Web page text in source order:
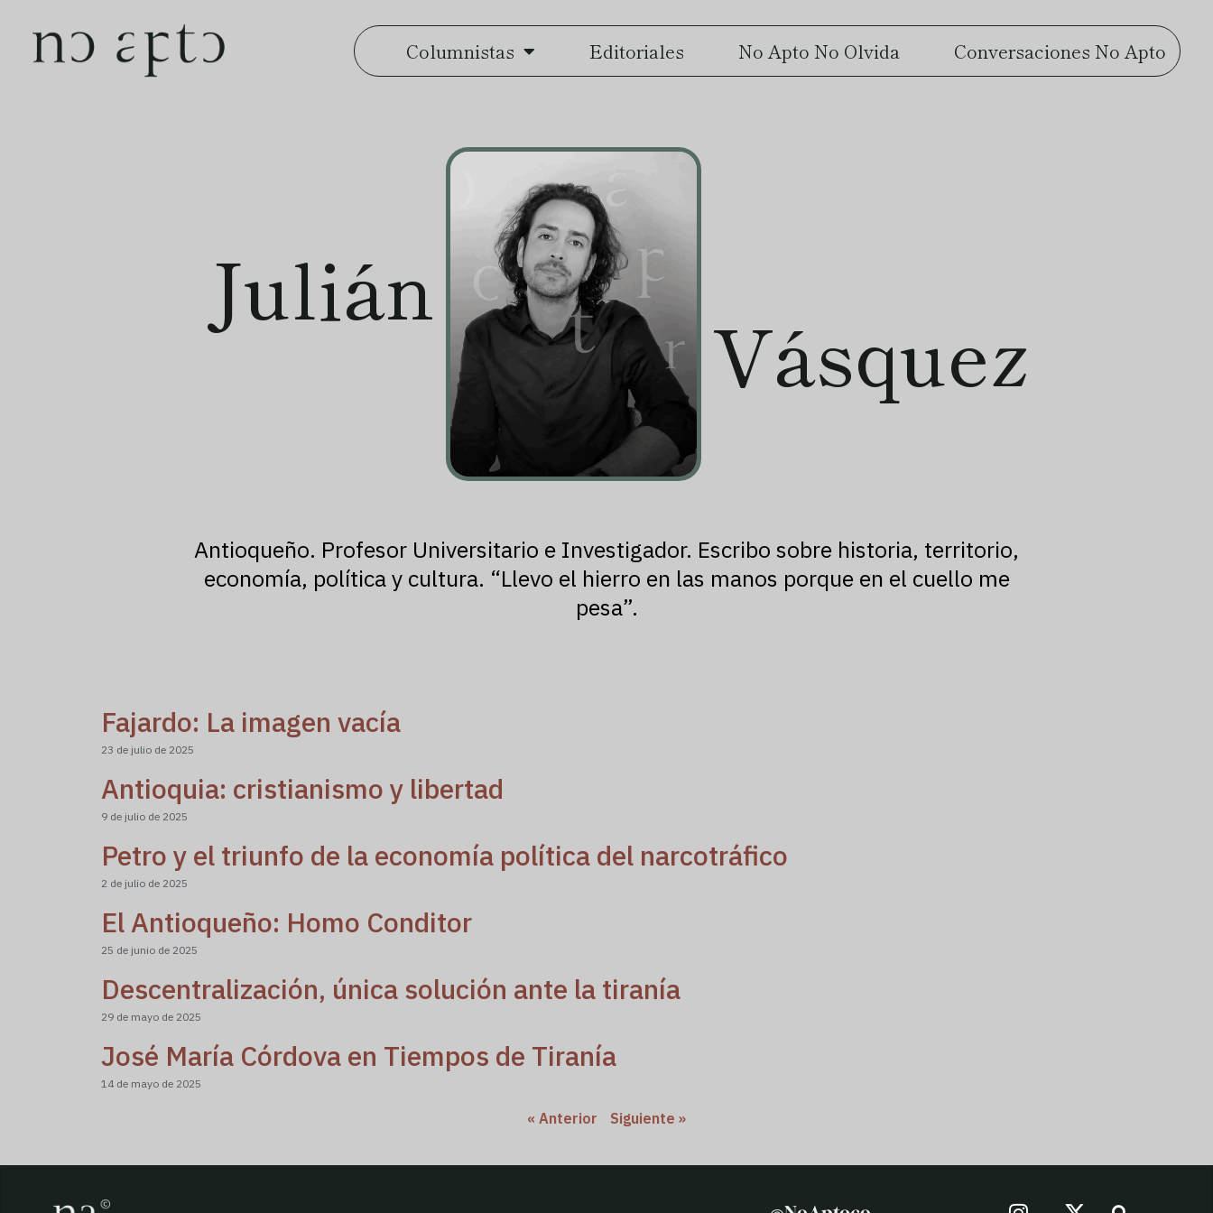
Columnistas Editoriales No Apto No Olvida Conversaciones No Apto
Julián
Vásquez
Antioqueño. Profesor Universitario e Investigador. Escribo sobre historia, territorio,
economía, política y cultura. “Llevo el hierro en las manos porque en el cuello me
pesa”.
Fajardo: La imagen vacía
23 de julio de 2025
Antioquia: cristianismo y libertad
9 de julio de 2025
Petro y el triunfo de la economía política del narcotráfico
2 de julio de 2025
El Antioqueño: Homo Conditor
25 de junio de 2025
Descentralización, única solución ante la tiranía
29 de mayo de 2025
José María Córdova en Tiempos de Tiranía
14 de mayo de 2025
« Anterior Siguiente »